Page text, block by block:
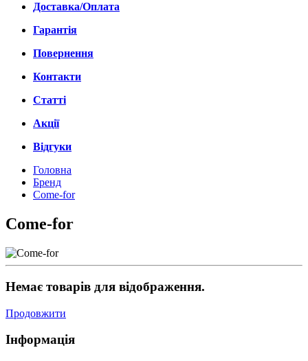
Доставка/Оплата
Гарантія
Повернення
Контакти
Статті
Акції
Відгуки
Головна
Бренд
Come-for
Come-for
Немає товарів для відображення.
Продовжити
Інформація